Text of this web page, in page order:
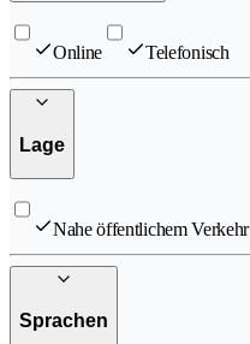
Online Telefonisch
Lage
Nahe öffentlichem Verkehr
Sprachen